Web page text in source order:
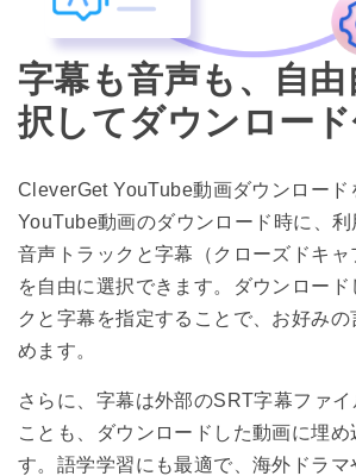
字幕も音声も、自由
択してダウンロー
CleverGet YouTube動画ダウンロード
YouTube動画のダウンロード時に、
音声トラックと字幕（クローズドキャ
を自由に選択できます。ダウンロード
クと字幕を指定することで、お好みの
めます。
さらに、字幕は外部のSRT字幕ファ
ことも、ダウンロードした動画に埋
す。語学学習にも最適で、海外ドラマ